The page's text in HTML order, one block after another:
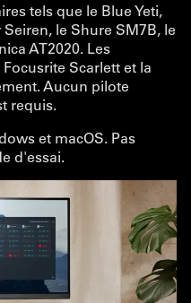
tels que le Blue Yeti,
le Shure SM7B, le
AT2020. Les
Scarlett et la
Aucun pilote
requis.
et macOS. Pas
d'essai.